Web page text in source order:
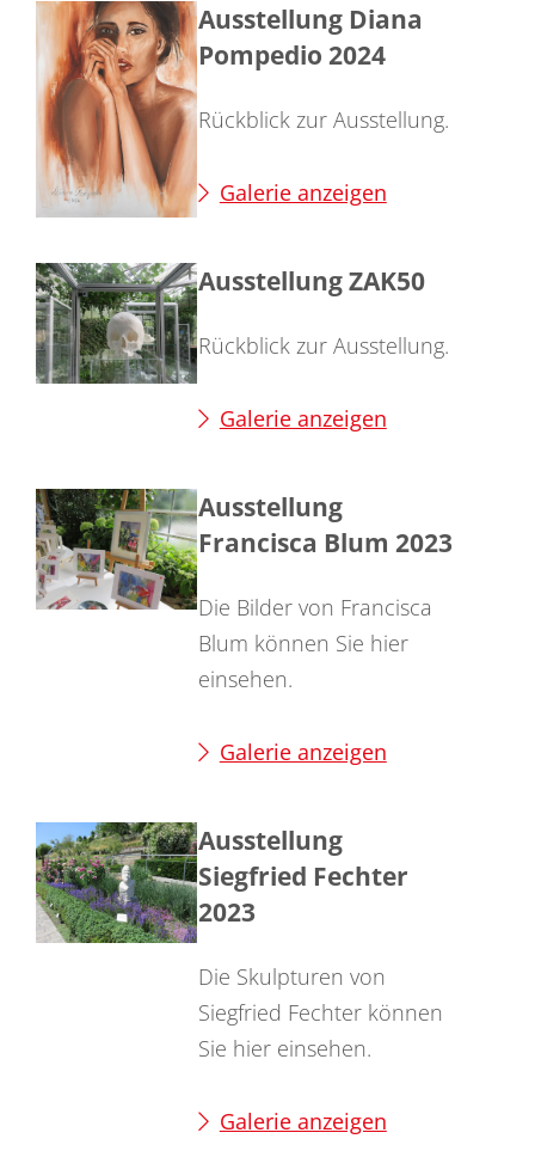
Ausstellung Diana
Pompedio 2024
Rückblick zur Ausstellung.
Galerie anzeigen
Ausstellung ZAK50
Rückblick zur Ausstellung.
Galerie anzeigen
Ausstellung
Francisca Blum 2023
Die Bilder von Francisca
Blum können Sie hier
einsehen.
Galerie anzeigen
Ausstellung
Siegfried Fechter
2023
Die Skulpturen von
Siegfried Fechter können
Sie hier einsehen.
Galerie anzeigen